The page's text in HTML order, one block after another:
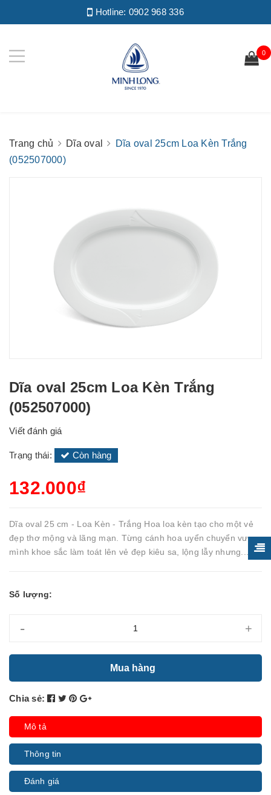
Hotline: 0902 968 336
0
Trang chủ Dĩa oval
Dĩa oval 25cm Loa Kèn Trắng
(052507000)
Dĩa oval 25cm Loa Kèn Trắng
(052507000)
Viết đánh giá
Trạng thái: Còn hàng
132.000₫
Dĩa oval 25 cm - Loa Kèn - Trắng Hoa loa kèn tạo cho một vẻ
đẹp thơ mộng và lãng mạn. Từng cánh hoa uyển chuyển vươn
mình khoe sắc làm toát lên vẻ đẹp kiêu sa, lộng lẫy nhưng...
Số lượng:
- +
Mua hàng
Chia sẻ:
Mô tả
Thông tin
Đánh giá